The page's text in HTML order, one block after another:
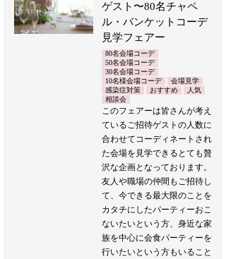
ゲスト〜80名チャペ
ル・バンケットコーデ
見学フェアー
80名会場コーデ
50名会場コーデ
30名会場コーデ
10名様会場コーデ
会場見学
感染症対策
おすすめ
人気
相談会
このフェアーは皆さんが考え
ているご招待ゲストの人数に
合わせてコーディネートされ
た会場を見学できるとても贅
沢な企画となっております。
友人や職場の仲間もご招待し
て、今できる最大限のことを
カタチにしたパーティーおこ
ないたいという方、身近な家
族を中心に会食パーティーを
行いたいという方もいること